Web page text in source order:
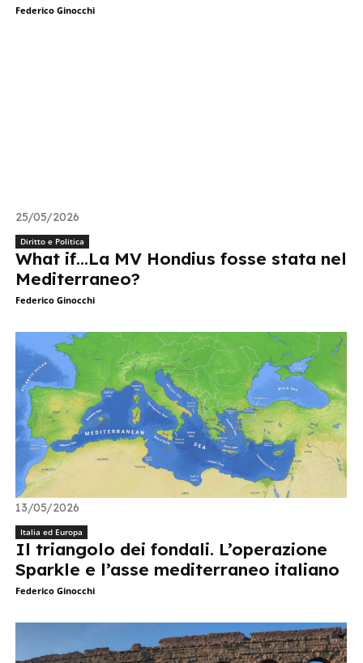
Federico Ginocchi
25/05/2026
Diritto e Politica
What if…La MV Hondius fosse stata nel
Mediterraneo?
Federico Ginocchi
13/05/2026
Italia ed Europa
Il triangolo dei fondali. L’operazione
Sparkle e l’asse mediterraneo italiano
Federico Ginocchi